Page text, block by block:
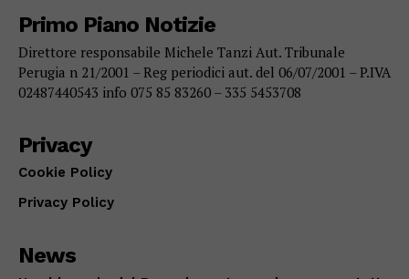
Primo Piano Notizie
Direttore responsabile Michele Tanzi Aut. Tribunale
Perugia n 21/2001 – Reg periodici aut. del 06/07/2001 – P.IVA
02487440543 info 075 85 83260 – 335 5453708
Privacy
Cookie Policy
Privacy Policy
News